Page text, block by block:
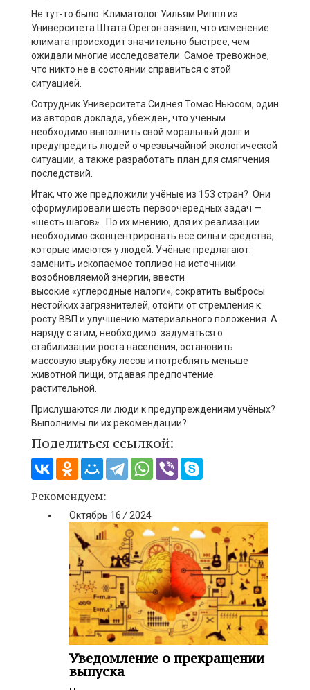
Не тут-то было. Климатолог Уильям Риппл из
Университета Штата Орегон заявил, что изменение
климата происходит значительно быстрее, чем
ожидали многие исследователи. Самое тревожное,
что никто не в состоянии справиться с этой
ситуацией.
Сотрудник Университета Сиднея Томас Ньюсом, один
из авторов доклада, убеждён, что учёным
необходимо выполнить свой моральный долг и
предупредить людей о чрезвычайной экологической
ситуации, а также разработать план для смягчения
последствий.
Итак, что же предложили учёные из 153 стран? Они
сформулировали шесть первоочередных задач —
«шесть шагов». По их мнению, для их реализации
необходимо сконцентрировать все силы и средства,
которые имеются у людей. Учёные предлагают:
заменить ископаемое топливо на источники
возобновляемой энергии, ввести
высокие «углеродные налоги», сократить выбросы
нестойких загрязнителей, отойти от стремления к
росту ВВП и улучшению материального положения. А
наряду с этим, необходимо задуматься о
стабилизации роста населения, остановить
массовую вырубку лесов и потреблять меньше
животной пищи, отдавая предпочтение
растительной.
Прислушаются ли люди к предупреждениям учёных?
Выполнимы ли их рекомендации?
Поделиться ссылкой:
Рекомендуем:
Октябрь 16/2024
Уведомление о прекращении
выпуска